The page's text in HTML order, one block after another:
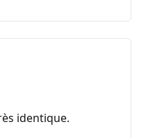
identique.